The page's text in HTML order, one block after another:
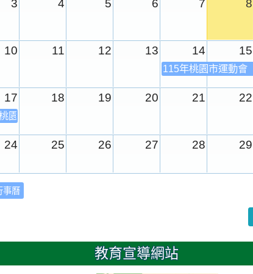
3 4 5 6 7 8
10 11 12 13 14 15
115年桃園市運動會
17 18 19 20 21 22
園市運動會
24 25 26 27 28 29
31
事曆
教育宣導網站